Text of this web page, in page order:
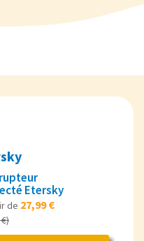
Etersky
de 27,99 €